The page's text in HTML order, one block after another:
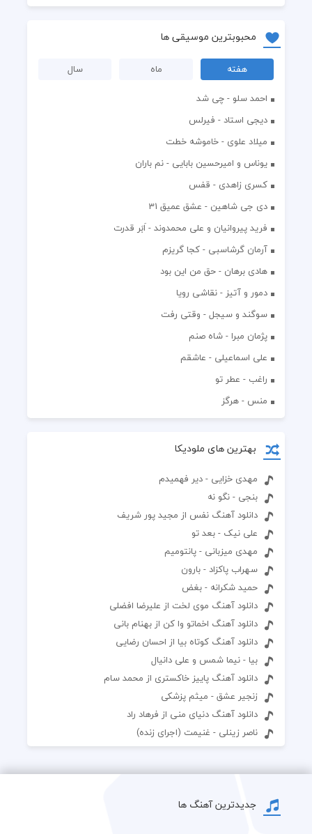
محبوبترین موسیقی ها
هفته ماه
سال
احمد سلو - چی شد
دیجی استاد - فیرلس
میلاد علوی - خاموشه خطت
یوناس و امیرحسین بابایی - نم باران
کسری زاهدی - قفس
دی جی شاهین - عشق عمیق 31
فرید پیروانیان و علی محمدوند - اَبَر قدرت
آرمان گرشاسبی - کجا گریزم
هادی برهان - حق من این بود
دمور و آتیز - نقاشی رویا
سوگند و سیجل - وقتی رفت
پژمان مبرا - شاه صنم
علی اسماعیلی - عاشقم
راغب - عطر تو
منس - هرگز
بهترین های ملودیکا
مهدی خزایی - دیر فهمیدم
بنجی - نگو نه
دانلود آهنگ نفس از مجید پور شریف
علی نیک - بعد تو
مهدی میزبانی - پانتومیم
سهراب پاکزاد - بارون
حمید شکرانه - بغض
دانلود آهنگ موی لخت از علیرضا افضلی
دانلود آهنگ اخماتو وا کن از بهنام بانی
دانلود آهنگ کوتاه بیا از احسان رضایی
بیا - نیما شمس و علی دانیال
دانلود آهنگ پاییز خاکستری از محمد سام
زنجیر عشق - میثم پزشکی
دانلود آهنگ دنیای منی از فرهاد راد
ناصر زینلی - غنیمت (اجرای زنده)
جدیدترین آهنگ ها